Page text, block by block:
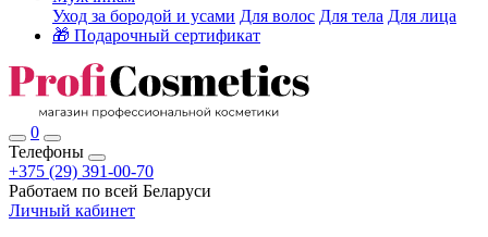
Уход за бородой и усами Для волос Для тела Для лица
🎁 Подарочный сертификат
0
Телефоны
+375 (29) 391-00-70
Работаем по всей Беларуси
Личный кабинет